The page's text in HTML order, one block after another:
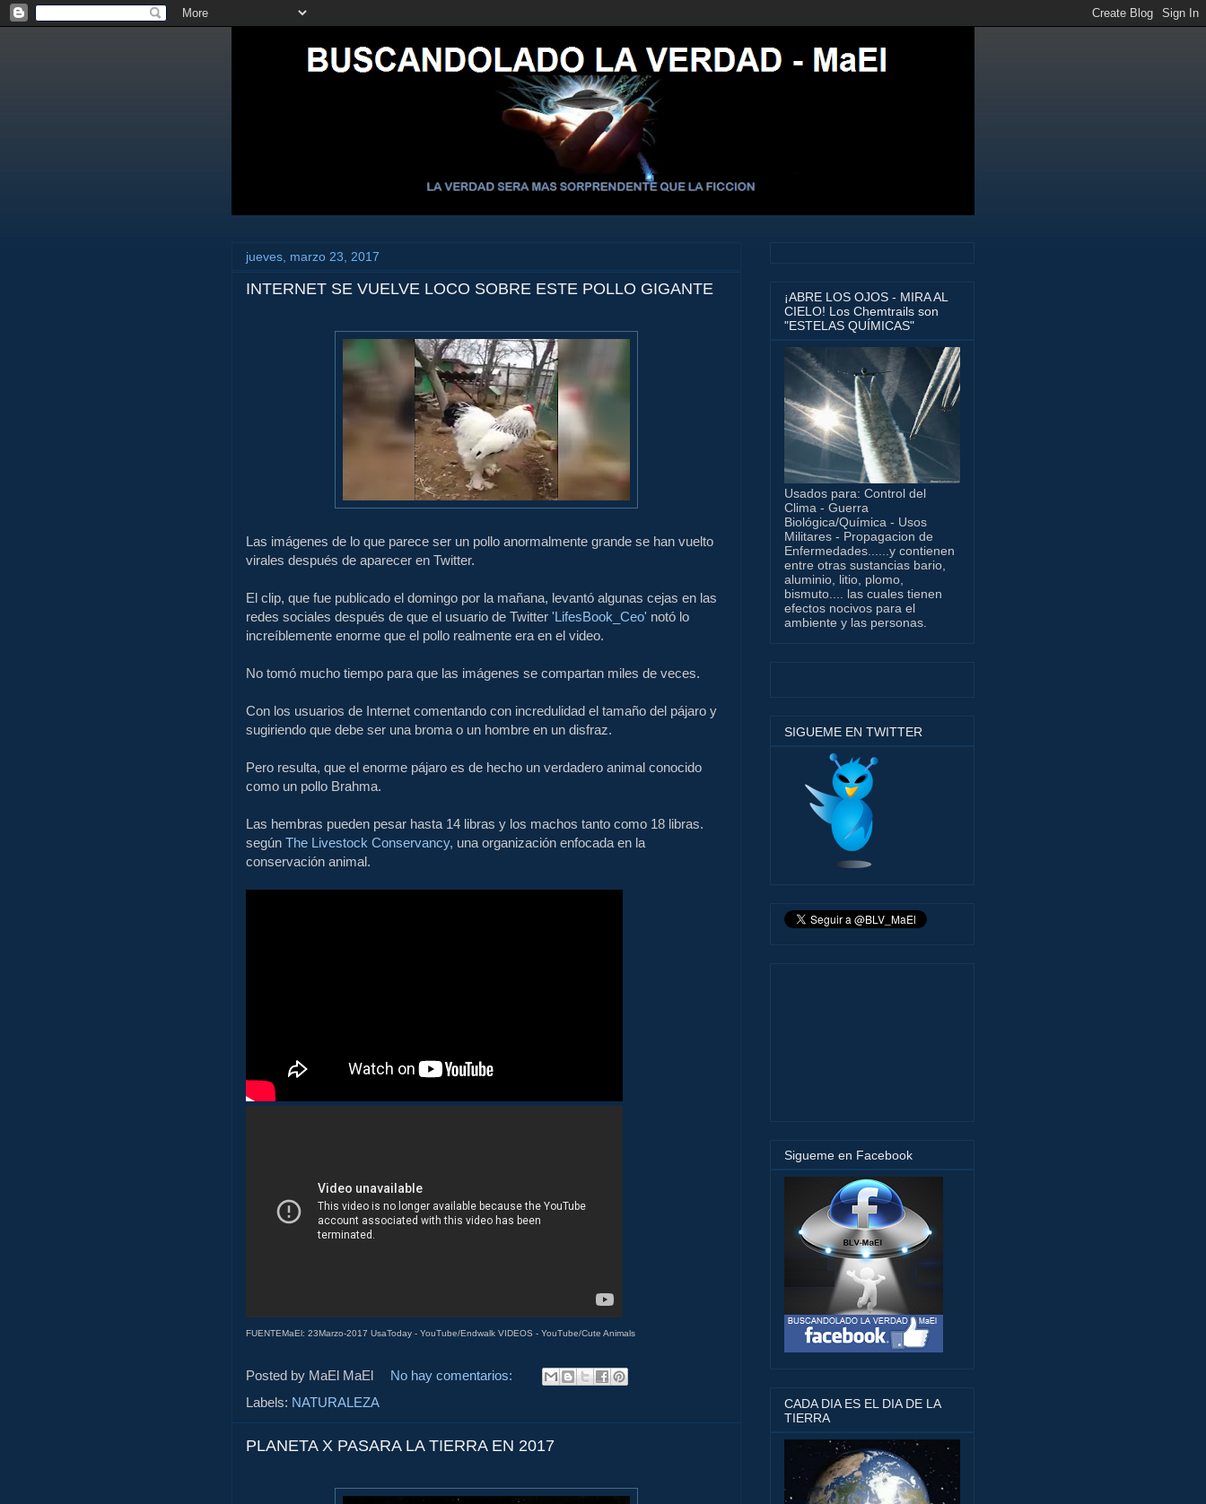
jueves, marzo 23, 2017
INTERNET SE VUELVE LOCO SOBRE ESTE POLLO GIGANTE
Las imágenes de lo que parece ser un pollo anormalmente grande se han vuelto
virales después de aparecer en Twitter.
El clip, que fue publicado el domingo por la mañana, levantó algunas cejas en las
redes sociales después de que el usuario de Twitter 'LifesBook_Ceo' notó lo
increíblemente enorme que el pollo realmente era en el video.
No tomó mucho tiempo para que las imágenes se compartan miles de veces.
Con los usuarios de Internet comentando con incredulidad el tamaño del pájaro y
sugiriendo que debe ser una broma o un hombre en un disfraz.
Pero resulta, que el enorme pájaro es de hecho un verdadero animal conocido
como un pollo Brahma.
Las hembras pueden pesar hasta 14 libras y los machos tanto como 18 libras.
según The Livestock Conservancy, una organización enfocada en la
conservación animal.
FUENTEMaEl: 23Marzo-2017 UsaToday - YouTube/Endwalk VIDEOS - YouTube/Cute Animals
Posted by MaEl MaEl
No hay comentarios:
Labels: NATURALEZA
PLANETA X PASARA LA TIERRA EN 2017
¡ABRE LOS OJOS - MIRA AL
CIELO! Los Chemtrails son
"ESTELAS QUÍMICAS"
Usados para: Control del
Clima - Guerra
Biológica/Química - Usos
Militares - Propagacion de
Enfermedades......y contienen
entre otras sustancias bario,
aluminio, litio, plomo,
bismuto.... las cuales tienen
efectos nocivos para el
ambiente y las personas.
SIGUEME EN TWITTER
Sigueme en Facebook
CADA DIA ES EL DIA DE LA
TIERRA